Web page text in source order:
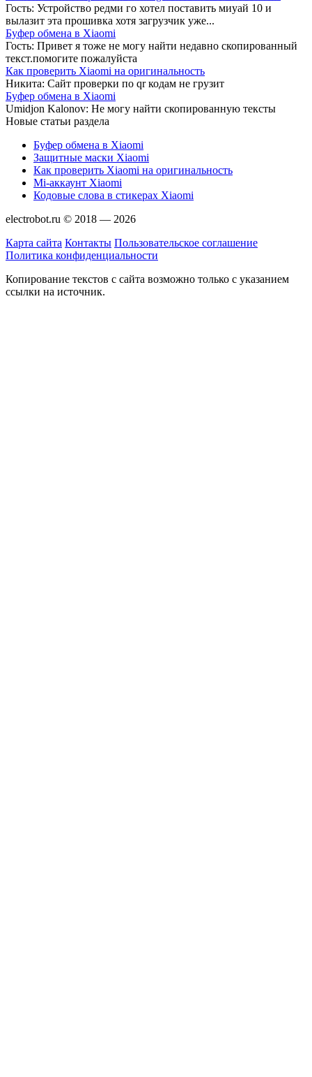
Гость: Устройство редми го хотел поставить миуай 10 и
вылазит эта прошивка хотя загрузчик уже...
Буфер обмена в Xiaomi
Гость: Привет я тоже не могу найти недавно скопированный
текст.помогите пожалуйста
Как проверить Xiaomi на оригинальность
Никита: Сайт проверки по qr кодам не грузит
Буфер обмена в Xiaomi
Umidjon Kalonov: Не могу найти скопированную тексты
Новые статьи раздела
Буфер обмена в Xiaomi
Защитные маски Xiaomi
Как проверить Xiaomi на оригинальность
Mi-аккаунт Xiaomi
Кодовые слова в стикерах Xiaomi
electrobot.ru © 2018 — 2026
Карта сайта Контакты Пользовательское соглашение
Политика конфиденциальности
Копирование текстов с сайта возможно только с указанием
ссылки на источник.